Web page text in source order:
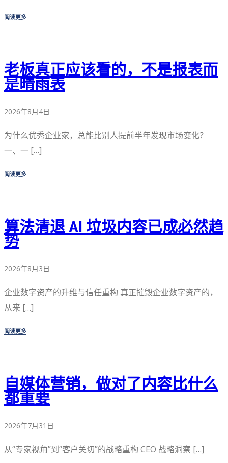
阅读更多
老板真正应该看的，不是报表而
是晴雨表
2026年8月4日
为什么优秀企业家，总能比别人提前半年发现市场变化？
一、一 […]
阅读更多
算法清退 AI 垃圾内容已成必然趋
势
2026年8月3日
企业数字资产的升维与信任重构 真正摧毁企业数字资产的，
从来 […]
阅读更多
自媒体营销，做对了内容比什么
都重要
2026年7月31日
从“专家视角”到“客户关切”的战略重构 CEO 战略洞察 […]